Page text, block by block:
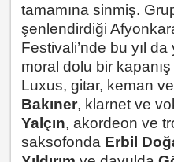
tamamına sinmiş.
şenlendirdiği
Festivali’nde bu yıl
moral dolu bir
Luxus, gitar, keman
Bakıner, klarnet ve
Yalçın, akordeon ve
saksofonda Erbil